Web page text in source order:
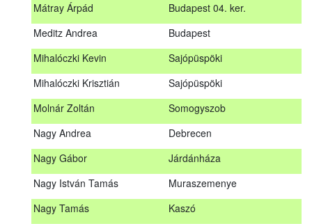
Mátray Árpád
Budapest 04. ker.
Meditz Andrea
Budapest
Mihalóczki Kevin
Sajópüspöki
Mihalóczki Krisztián
Sajópüspöki
Molnár Zoltán
Somogyszob
Nagy Andrea
Debrecen
Nagy Gábor
Járdánháza
Nagy István Tamás
Muraszemenye
Nagy Tamás
Kaszó
Magyar Gergely
Regéc
Hercegszántó
Pilisszentiván
Budapest 04. ker.
Budapest
Mihalóczki Kevin
Mihalóczki Krisztián
Molnár Zoltán
Somogyszob
Nagy Andrea